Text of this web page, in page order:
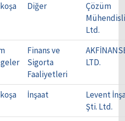
Diğer
Çözüm
Ltd.
Finans ve
Sigorta
Faaliyetleri
LTD.
İnşaat
Levent
Şti. Ltd.